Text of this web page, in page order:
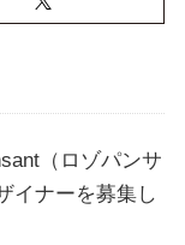
（ロゾパンサ
イナーを募集し